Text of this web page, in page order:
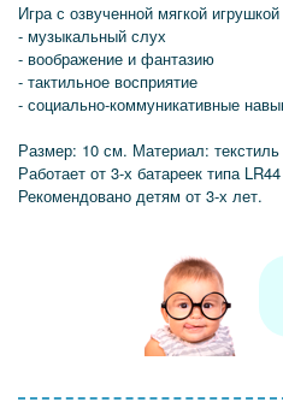
Игра с озвученной мягкой
- музыкальный слух
- воображение и фантазию
- тактильное восприятие
- социально-коммуникативные
Размер: 10 см. Материал:
Работает от 3-х батареек типа
Рекомендовано детям от 3-х лет.